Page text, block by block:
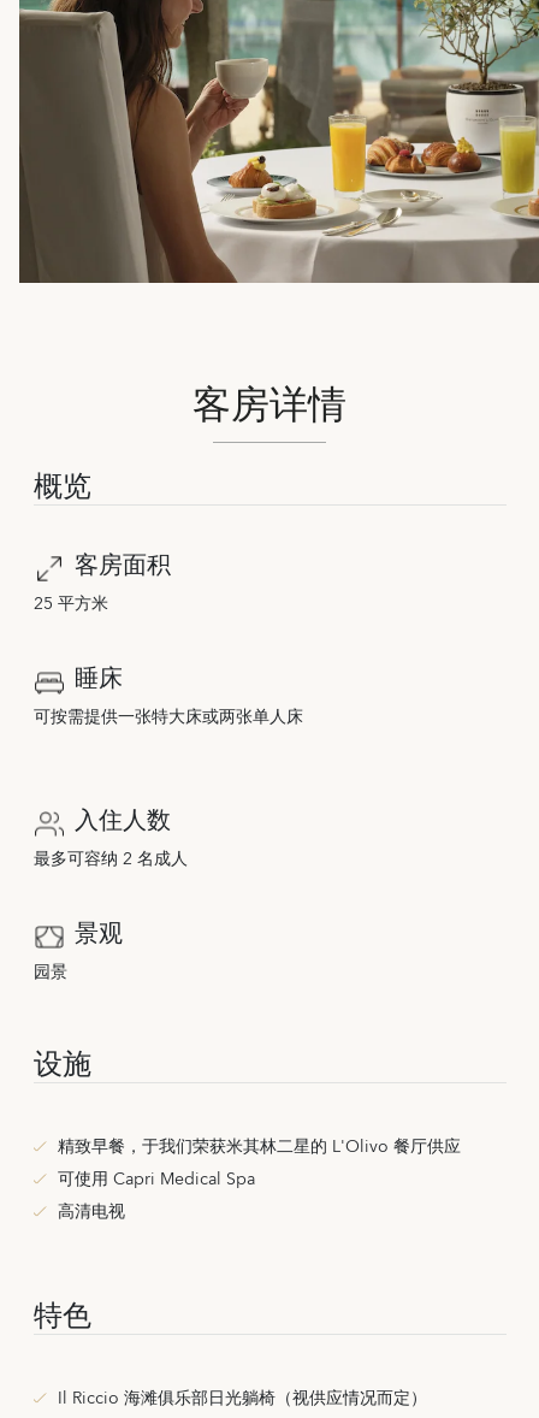
客房详情
概览
客房面积
25 平方米
睡床
可按需提供一张特大床或两张单人床
入住人数
最多可容纳 2 名成人
景观
园景
设施
精致早餐，于我们荣获米其林二星的 L'Olivo 餐厅供应
可使用 Capri Medical Spa
高清电视
特色
Il Riccio 海滩俱乐部日光躺椅（视供应情况而定）